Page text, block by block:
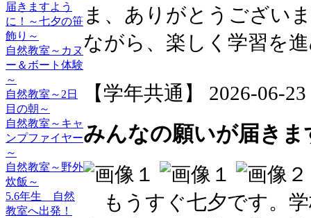
届きますよう
に！～七夕の笹
飾り～
自然教室～カヌ
ー＆ボート体験
～
自然教室～2日
目の朝～
自然教室～キャ
ンプファイヤー
～
自然教室～野外
炊飯～
5.6年生 自然
教室へ出発！
ま、ありがとうござい
ながら、楽しく学習を
【学年共通】 2026-06-
みんなの願いが届き
もうすぐ七夕です。学